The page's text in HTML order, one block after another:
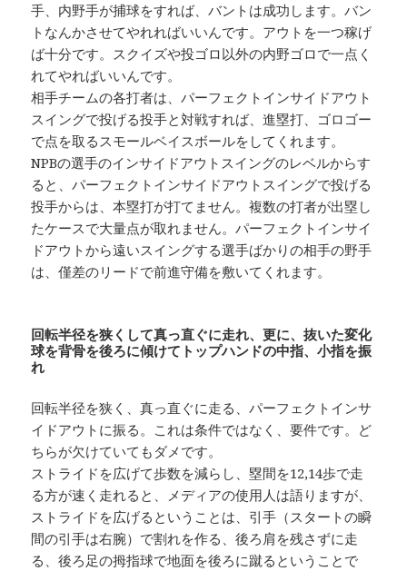
手、内野手が捕球をすれば、バントは成功します。バン
トなんかさせてやれればいいんです。アウトを一つ稼げ
ば十分です。スクイズや投ゴロ以外の内野ゴロで一点く
れてやればいいんです。
相手チームの各打者は、パーフェクトインサイドアウト
スイングで投げる投手と対戦すれば、進塁打、ゴロゴー
で点を取るスモールベイスボールをしてくれます。
NPBの選手のインサイドアウトスイングのレベルからす
ると、パーフェクトインサイドアウトスイングで投げる
投手からは、本塁打が打てません。複数の打者が出塁し
たケースで大量点が取れません。パーフェクトインサイ
ドアウトから遠いスイングする選手ばかりの相手の野手
は、僅差のリードで前進守備を敷いてくれます。
回転半径を狭くして真っ直ぐに走れ、更に、抜いた変化
球を背骨を後ろに傾けてトップハンドの中指、小指を振
れ
回転半径を狭く、真っ直ぐに走る、パーフェクトインサ
イドアウトに振る。これは条件ではなく、要件です。ど
ちらが欠けていてもダメです。
ストライドを広げて歩数を減らし、塁間を12,14歩で走
る方が速く走れると、メディアの使用人は語りますが、
ストライドを広げるということは、引手（スタートの瞬
間の引手は右腕）で割れを作る、後ろ肩を残さずに走
る、後ろ足の拇指球で地面を後ろに蹴るということで